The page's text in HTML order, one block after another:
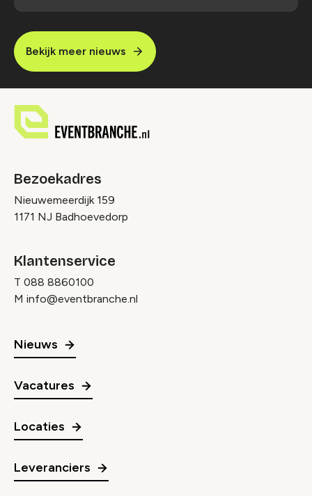
Bekijk meer nieuws
Bezoekadres
Nieuwemeerdijk 159
1171 NJ Badhoevedorp
Klantenservice
T 088 8860100
M info@eventbranche.nl
Nieuws
Vacatures
Locaties
Leveranciers